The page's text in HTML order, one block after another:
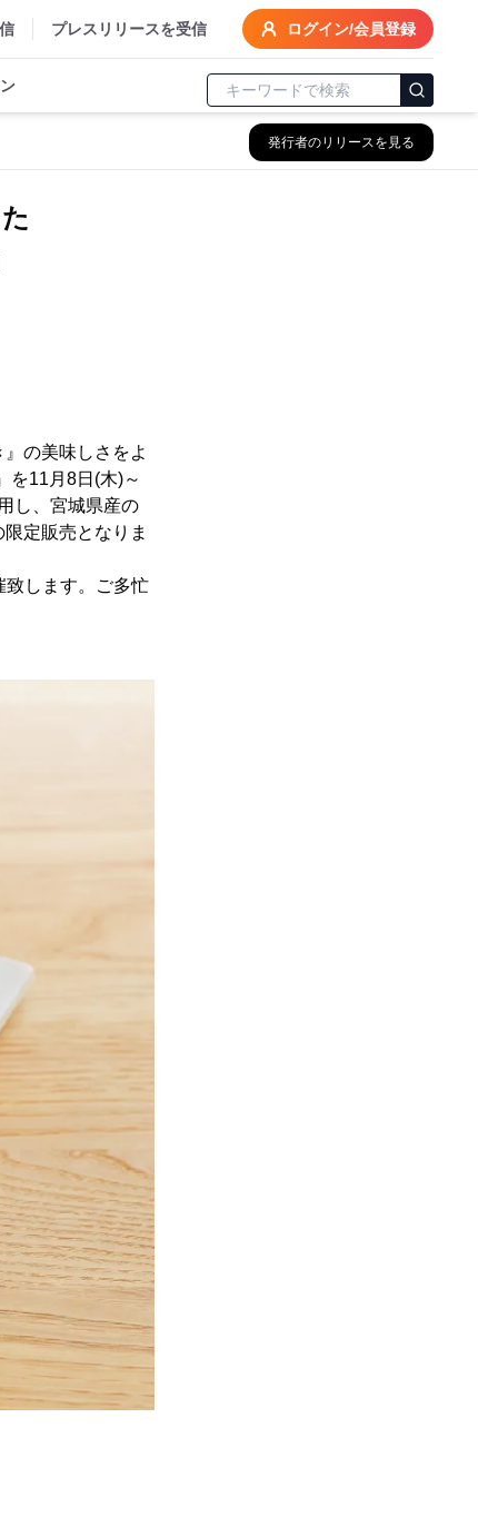
プレスリリースを受信 ログイン/会員登録
発行者のリリースを見る
の美味しさをよ
を11月8日(木)～
し、宮城県産の
定販売となりま
します。ご多忙